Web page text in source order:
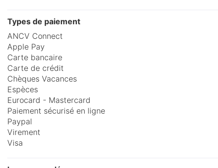
Types de paiement
ANCV Connect
Apple Pay
Carte bancaire
Carte de crédit
Chèques Vacances
Espèces
Eurocard - Mastercard
Paiement sécurisé en ligne
Paypal
Virement
Visa